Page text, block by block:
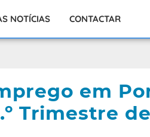
NOTÍCIAS CONTACTAR
em
Trimestre